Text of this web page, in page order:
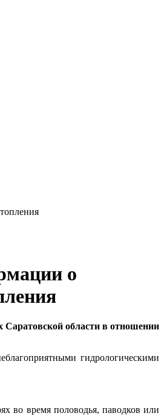
о
Саратовской области в отношении
гидрологическими
во время половодья, паводков или